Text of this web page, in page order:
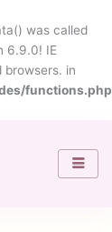
was called
6.9.0! IE
browsers. in
functions.php